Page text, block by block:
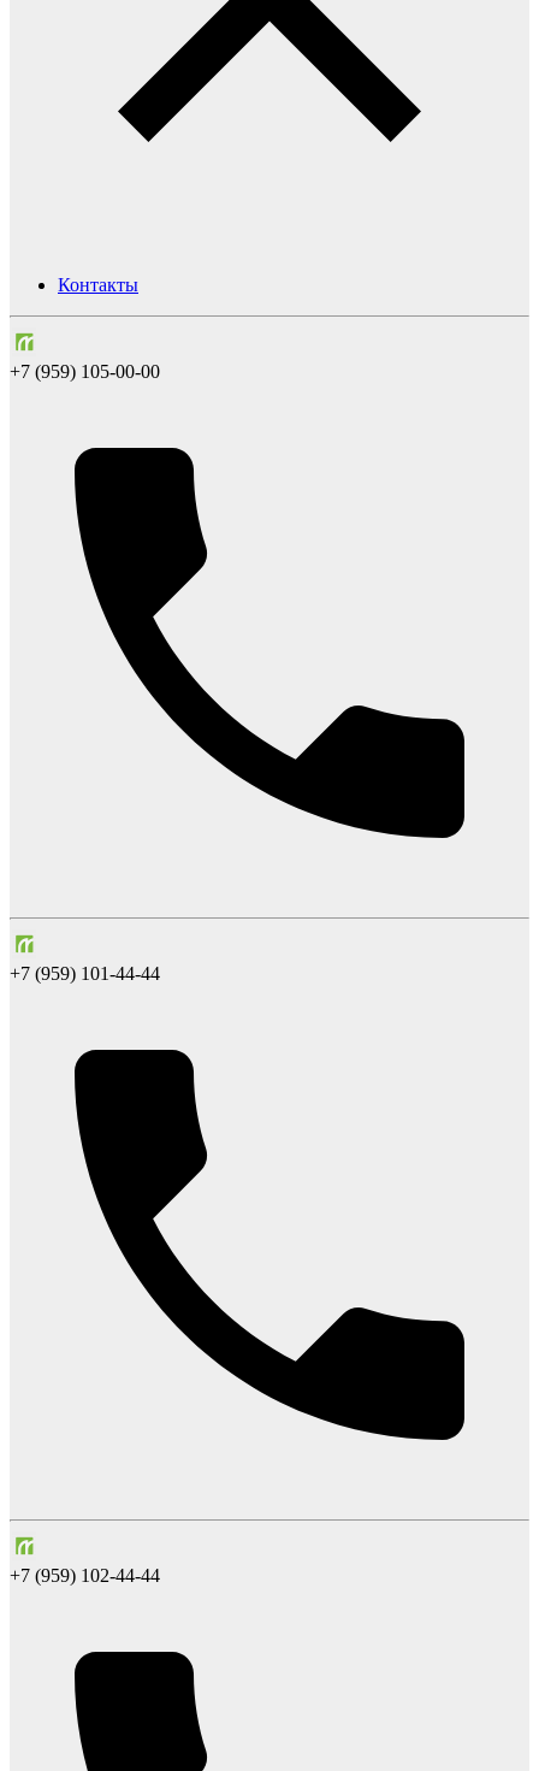
Контакты
+7 (959) 105-00-00
+7 (959) 101-44-44
+7 (959) 102-44-44